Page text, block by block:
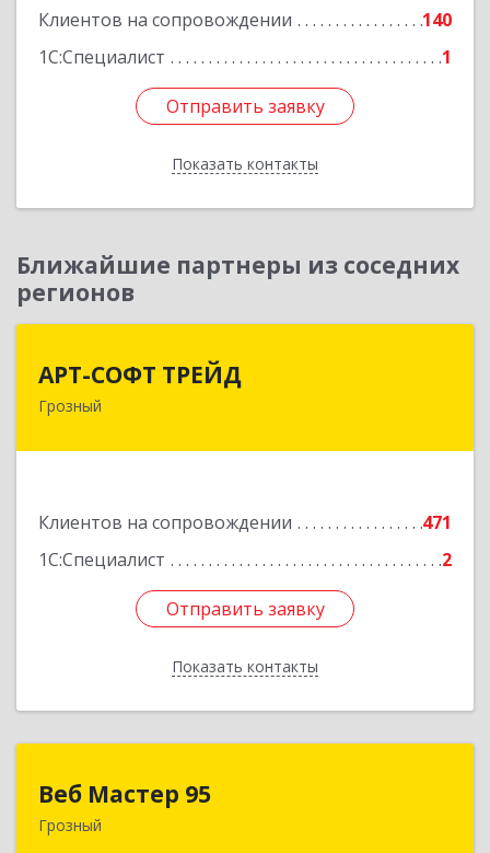
Клиентов на сопровождении
140
1С:Специалист
1
Отправить заявку
Показать контакты
Подробнее
Отправить заявку
Назад
Ближайшие партнеры из соседних
регионов
АРТ-СОФТ ТРЕЙД
Грозный
Клиентов на сопровождении
471
1С:Специалист
2
Отправить заявку
Показать контакты
364013, Чеченская Респ, Грозный г, Полярников
Отправить заявку
Назад
Веб Мастер 95
Грозный